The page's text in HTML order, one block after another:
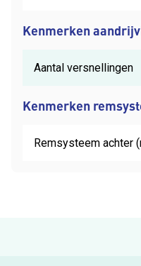
Kenmerken
Aantal versnellingen
Kenmerken
Remsysteem achter